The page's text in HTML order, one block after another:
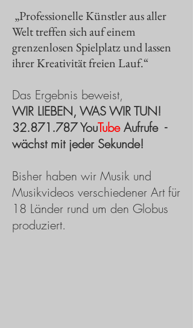
​ „Professionelle Künstler aus aller
Welt treffen sich auf einem
grenzenlosen Spielplatz und lassen
ihrer Kreativität freien Lauf.“
Das Ergebnis beweist,
WIR LIEBEN, WAS WIR TUN!
32.871.787YouTubeAufrufe -
wächst mit jeder Sekunde!
Bisher haben wir Musik und
Musikvideos verschiedener Art für
18 Länder rund um den Globus
produziert.